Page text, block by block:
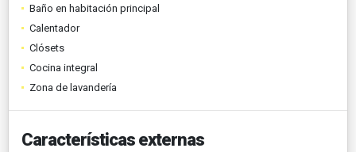
Baño en habitación principal
Calentador
Clósets
Cocina integral
Zona de lavandería
Características externas